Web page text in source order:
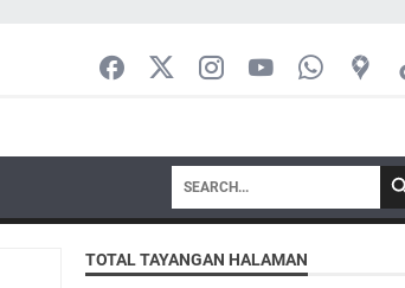
TOTAL TAYANGAN HALAMAN